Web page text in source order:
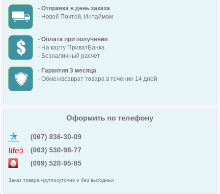
- Отправка в день заказа
- Новой Почтой, Интаймом
- Оплата при получении
- На карту ПриватБанка
- Безналичный расчёт
- Гарантия 3 месяца
- Обмен/возврат товара в течении 14 дней
Оформить по телефону
(067) 836-30-09
(063) 530-98-77
(099) 520-95-85
Заказ товара круглосуточно и без выходных